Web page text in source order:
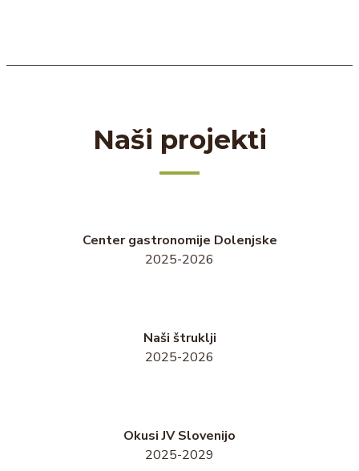
Naši projekti
Center gastronomije Dolenjske
2025-2026
Naši štruklji
2025-2026
Okusi JV Slovenijo
2025-2029